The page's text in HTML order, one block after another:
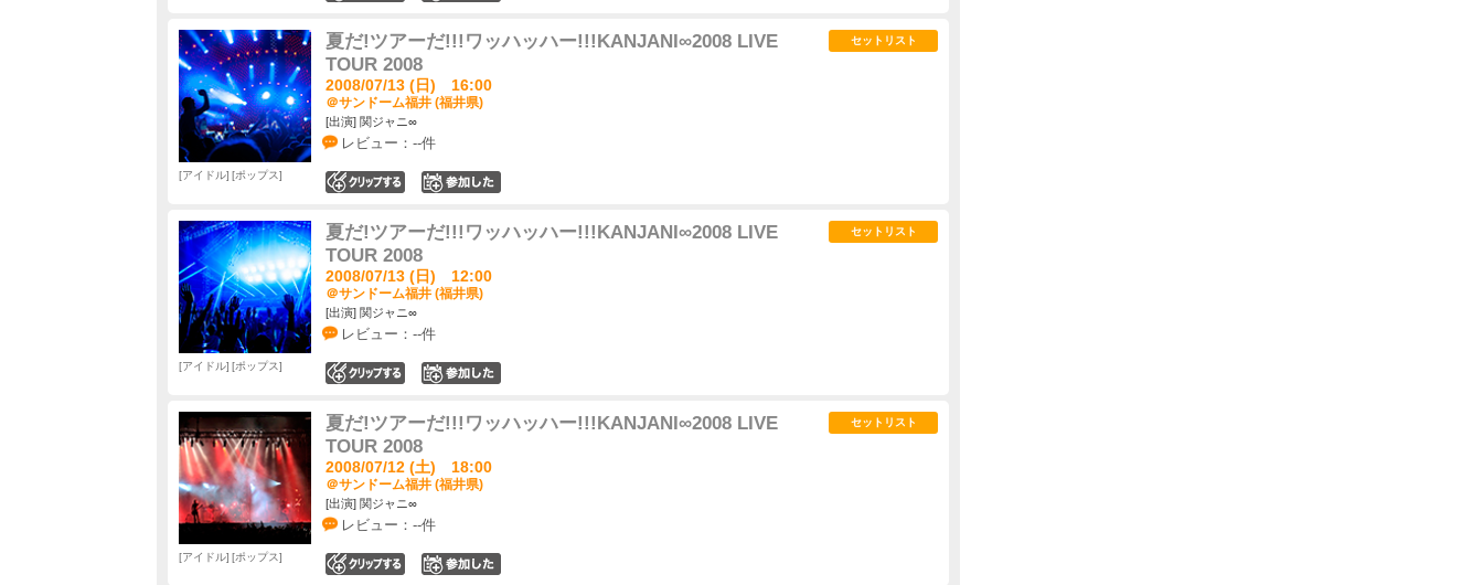
夏だ!ツアーだ!!!ワッハッハー!!!KANJANI∞2008 LIVE
TOUR 2008
2008/07/13 (日) 16:00
＠サンドーム福井 (福井県)
[出演] 関ジャニ∞
レビュー：--件
セットリスト
アイドル ポップス
夏だ!ツアーだ!!!ワッハッハー!!!KANJANI∞2008 LIVE
TOUR 2008
2008/07/13 (日) 12:00
＠サンドーム福井 (福井県)
[出演] 関ジャニ∞
レビュー：--件
セットリスト
アイドル ポップス
夏だ!ツアーだ!!!ワッハッハー!!!KANJANI∞2008 LIVE
TOUR 2008
2008/07/12 (土) 18:00
＠サンドーム福井 (福井県)
[出演] 関ジャニ∞
レビュー：--件
セットリスト
アイドル ポップス